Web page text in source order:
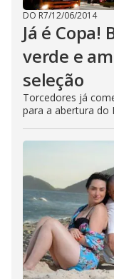
DO R7/12/06/2014
Já é
verde e
seleção
Torcedores já
para a abertura do